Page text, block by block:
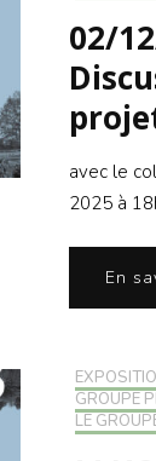
02/
avec le
2025 à
En
GROUPE
LE